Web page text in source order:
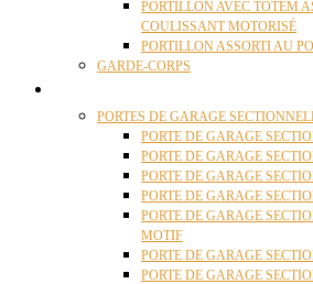
PORTILLON AVEC TOTEM
COULISSANT MOTORISÉ
PORTILLON ASSORTI AU
GARDE-CORPS
PORTES DE GARAGE
PORTE DE GARAGE
PORTE DE GARAGE
PORTE DE GARAGE
PORTE DE GARAGE
PORTE DE GARAGE
MOTIF
PORTE DE GARAGE
PORTE DE GARAGE